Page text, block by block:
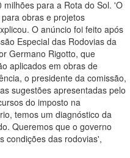
para a Rota do Sol. 'O
obras e projetos
O anúncio foi feito após
Especial das Rodovias da
Germano Rigotto, que
aplicados em obras de
o presidente da comissão,
sugestões apresentadas pelo
do imposto na
temos um diagnóstico da
Queremos que o governo
condições das rodovias',